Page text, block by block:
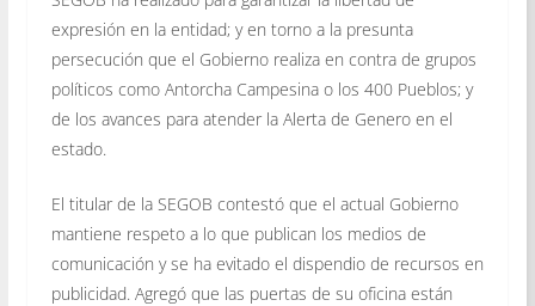
expresión en la entidad; y en torno a la presunta
persecución que el Gobierno realiza en contra de grupos
políticos como Antorcha Campesina o los 400 Pueblos; y
de los avances para atender la Alerta de Genero en el
estado.
El titular de la SEGOB contestó que el actual Gobierno
mantiene respeto a lo que publican los medios de
comunicación y se ha evitado el dispendio de recursos en
publicidad. Agregó que las puertas de su oficina están